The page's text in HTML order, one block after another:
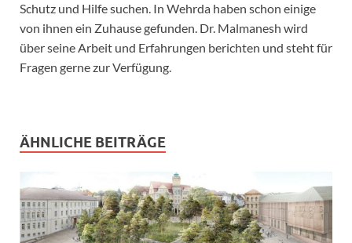
Schutz und Hilfe suchen. In Wehrda haben schon einige
von ihnen ein Zuhause gefunden. Dr. Malmanesh wird
über seine Arbeit und Erfahrungen berichten und steht für
Fragen gerne zur Verfügung.
ÄHNLICHE BEITRÄGE